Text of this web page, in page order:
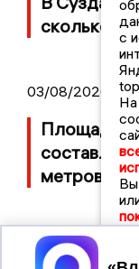
сколько
03/08/2026
Площадь
метров
с
На